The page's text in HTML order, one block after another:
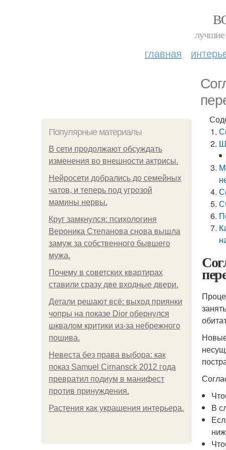
лучшие
главная
Популярные материалы
В сети продолжают обсуждать
изменения во внешности актрисы.
Нейросети добрались до семейных
чатов, и теперь под угрозой
мамины нервы.
Круг замкнулся: психологиня
Вероника Степанова снова вышла
замуж за собственного бывшего
мужа.
Почему в советских квартирах
ставили сразу две входные двери.
Детали решают всё: выход приянки
чопры на показе Dior обернулся
шквалом критики из-за небрежного
пошива.
Невеста без права выбора: как
показ Samuel Cirnansck 2012 года
превратил подиум в манифест
против принуждения.
Растения как украшения интерьера.
В